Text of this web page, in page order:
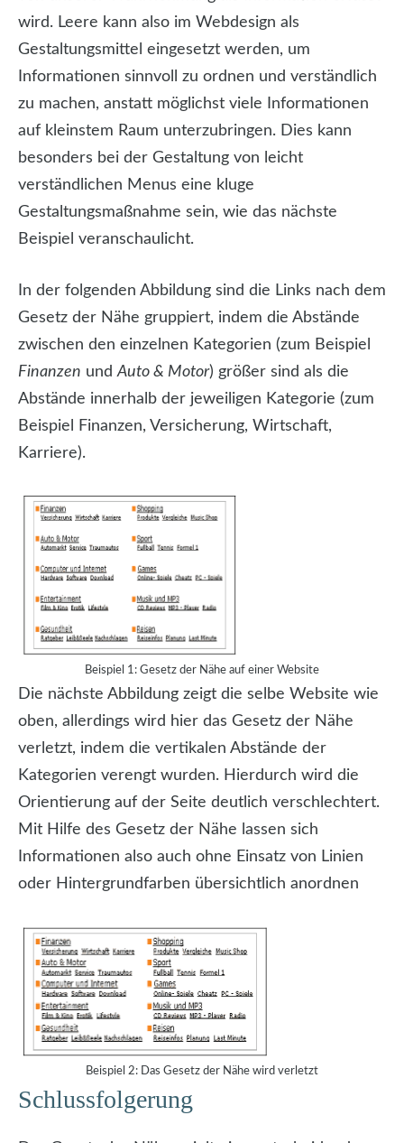
wird. Leere kann also im Webdesign als
Gestaltungsmittel eingesetzt werden, um
Informationen sinnvoll zu ordnen und verständlich
zu machen, anstatt möglichst viele Informationen
auf kleinstem Raum unterzubringen. Dies kann
besonders bei der Gestaltung von leicht
verständlichen Menus eine kluge
Gestaltungsmaßnahme sein, wie das nächste
Beispiel veranschaulicht.
In der folgenden Abbildung sind die Links nach dem
Gesetz der Nähe gruppiert, indem die Abstände
zwischen den einzelnen Kategorien (zum Beispiel
Finanzen undAuto & Motor) größer sind als die
Abstände innerhalb der jeweiligen Kategorie (zum
Beispiel Finanzen, Versicherung, Wirtschaft,
Karriere).
Beispiel 1: Gesetz der Nähe auf einer Website
Die nächste Abbildung zeigt die selbe Website wie
oben, allerdings wird hier das Gesetz der Nähe
verletzt, indem die vertikalen Abstände der
Kategorien verengt wurden. Hierdurch wird die
Orientierung auf der Seite deutlich verschlechtert.
Mit Hilfe des Gesetz der Nähe lassen sich
Informationen also auch ohne Einsatz von Linien
oder Hintergrundfarben übersichtlich anordnen
Beispiel 2: Das Gesetz der Nähe wird verletzt
Schlussfolgerung